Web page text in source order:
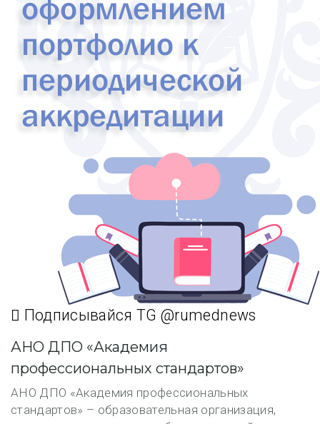
Подписывайся TG @rumednews
АНО ДПО «Академия
профессиональных стандартов»
АНО ДПО «Академия профессиональных
стандартов» – образовательная организация,